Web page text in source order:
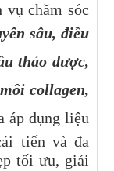
vụ chăm sóc
sâu, điều
thảo dược,
collagen,
áp dụng liệu
tiến và đa
tối ưu, giải